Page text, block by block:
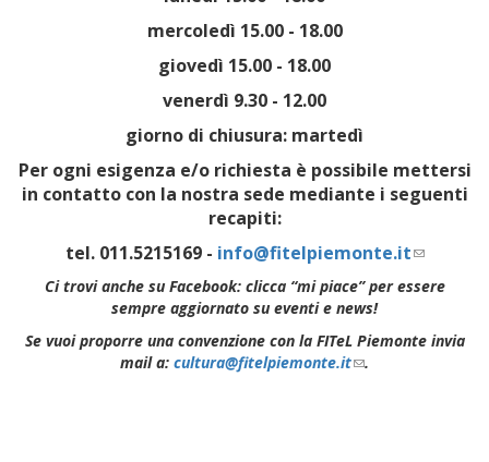
mercoledì 15.00 - 18.00
giovedì 15.00 - 18.00
venerdì 9.30 - 12.00
giorno di chiusura: martedì
Per ogni esigenza e/o richiesta è possibile mettersi
in contatto con la nostra sede mediante i seguenti
recapiti:
tel. 011.5215169 - info@fitelpiemonte.it(link
sends
Ci trovi anche su Facebook: clicca “mi piace” per essere
sempre aggiornato su eventi e news!
Se vuoi proporre una convenzione con la FITeL Piemonte invia
mail a: cultura@fitelpiemonte.it(link
.